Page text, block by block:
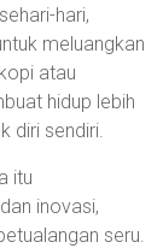
hari,
meluangkan
atau
hidup lebih
diri sendiri.
itu
inovasi,
seru.